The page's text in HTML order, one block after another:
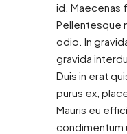
id. Maecenas
Pellentesque
odio. In
gravida
Duis in erat
purus ex,
Mauris eu
condimentum